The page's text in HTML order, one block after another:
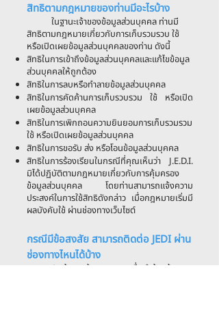
สิทธิตามกฎหมายของท่านมีอะไรบ้าง
ในฐานะเจ้าของข้อมูลส่วนบุคคล ท่านมี
สิทธิตามกฎหมายเกี่ยวกับการเก็บรวมรวบ ใช้
หรือเปิดเผยข้อมูลส่วนบุคคลของท่าน ดังนี้
สิทธิในการเข้าถึงข้อมูลส่วนบุคคลและแก้ไขข้อมูล
ส่วนบุคคลให้ถูกต้อง
สิทธิในการลบหรือทำลายข้อมูลส่วนบุคคล
สิทธิในการคัดค้านการเก็บรวบรวม ใช้ หรือเปิด
เผยข้อมูลส่วนบุคคล
สิทธิในการเพิกถอนความยินยอมการเก็บรวมรวม
ใช้ หรือเปิดเผยข้อมูลส่วนบุคคล
สิทธิในการขอรับ ส่ง หรือโอนข้อมูลส่วนบุคคล
สิทธิในการร้องเรียนในกรณีที่คุณเห็นว่า J.E.D.I.
มิได้ปฏิบัติตามกฎหมายเกี่ยวกับการคุ้มครอง
ข้อมูลส่วนบุคคล โดยท่านสามารถแจ้งความ
ประสงค์ในการใช้สิทธิดังกล่าว เมื่อกฎหมายเริ่มมี
ผลบังคับใช้ ผ่านช่องทางเว็บไซต์
กรณีมีข้อสงสัย สามารถติดต่อ JEDI ผ่าน
ช่องทางไหนได้บ้าง
1. เจ้าของข้อมูลสามารถยื่นคำร้องด้วย